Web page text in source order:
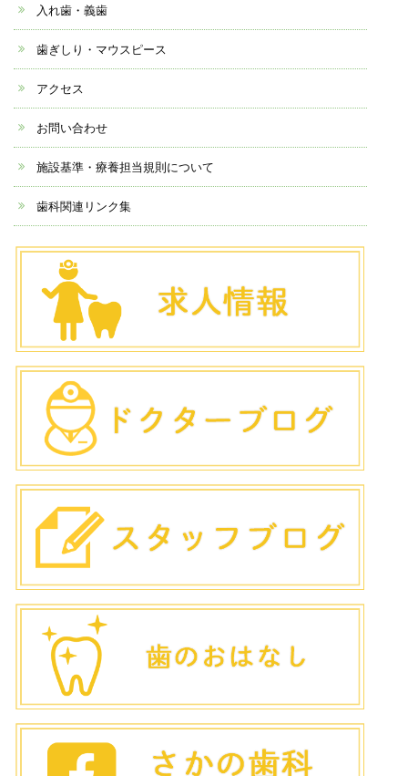
入れ歯・義歯
歯ぎしり・マウスピース
アクセス
お問い合わせ
施設基準・療養担当規則について
歯科関連リンク集